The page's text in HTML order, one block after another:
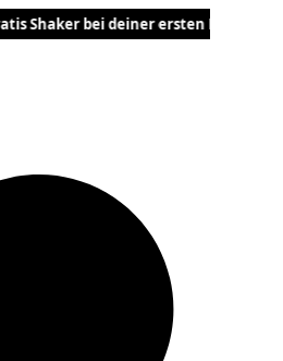
Gratis Shaker bei deiner ersten